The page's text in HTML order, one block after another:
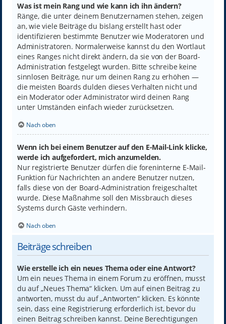
Was ist mein Rang und wie kann ich ihn ändern?
Ränge, die unter deinem Benutzernamen stehen, zeigen
an, wie viele Beiträge du bislang erstellt hast oder
identifizieren bestimmte Benutzer wie Moderatoren und
Administratoren. Normalerweise kannst du den Wortlaut
eines Ranges nicht direkt ändern, da sie von der Board-
Administration festgelegt wurden. Bitte schreibe keine
sinnlosen Beiträge, nur um deinen Rang zu erhöhen —
die meisten Boards dulden dieses Verhalten nicht und
ein Moderator oder Administrator wird deinen Rang
unter Umständen einfach wieder zurücksetzen.
Nach oben
Wenn ich bei einem Benutzer auf den E-Mail-Link klicke,
werde ich aufgefordert, mich anzumelden.
Nur registrierte Benutzer dürfen die foreninterne E-Mail-
Funktion für Nachrichten an andere Benutzer nutzen,
falls diese von der Board-Administration freigeschaltet
wurde. Diese Maßnahme soll den Missbrauch dieses
Systems durch Gäste verhindern.
Nach oben
Beiträge schreiben
Wie erstelle ich ein neues Thema oder eine Antwort?
Um ein neues Thema in einem Forum zu eröffnen, musst
du auf „Neues Thema“ klicken. Um auf einen Beitrag zu
antworten, musst du auf „Antworten“ klicken. Es könnte
sein, dass eine Registrierung erforderlich ist, bevor du
einen Beitrag schreiben kannst. Deine Berechtigungen